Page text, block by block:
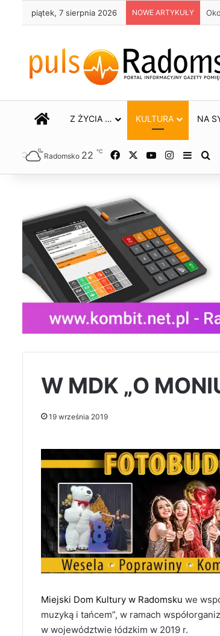
piątek, 7 sierpnia 2026 NOWE ARTYKUŁY
STRONA GŁÓWNA
Z ŻYCIA … KULTURA NA
Radomsko 22 ℃ Facebook YouTubeInstagram
Sidebar
W MDK „O
19 września 2019
Miejski Dom Kultury w Radomsku we
muzyką i tańcem”, w ramach
w województwie łódzkim w 2019 r.